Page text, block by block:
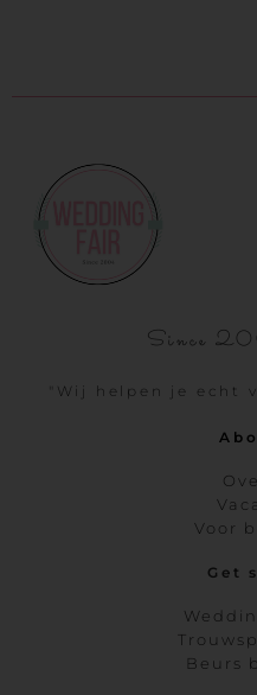
Since
"Wij helpen je echt
Voor
Get
Beurs